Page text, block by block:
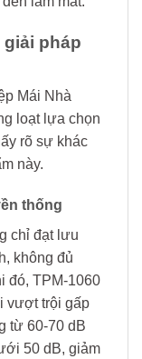
giải pháp
Mái Nhà
loạt lựa chọn
rõ sự khác
này.
thống
chỉ đạt lưu
không đủ
đó, TPM-1060
vượt trội gấp
từ 60-70 dB
50 dB, giảm